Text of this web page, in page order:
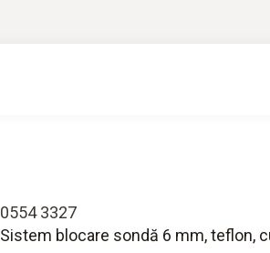
0554 3327
Sistem blocare sondă 6 mm, teflon,